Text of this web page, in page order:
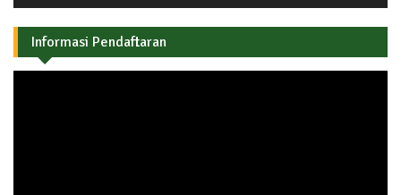
Informasi Pendaftaran